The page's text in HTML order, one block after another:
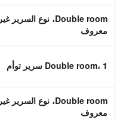
Double room، نوع السرير غير
معروف
Double room، 1 سرير توأم
Double room، نوع السرير غير
معروف